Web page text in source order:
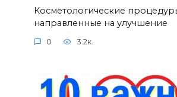
Косметологические
направленные на улучшение
0 3.2к.